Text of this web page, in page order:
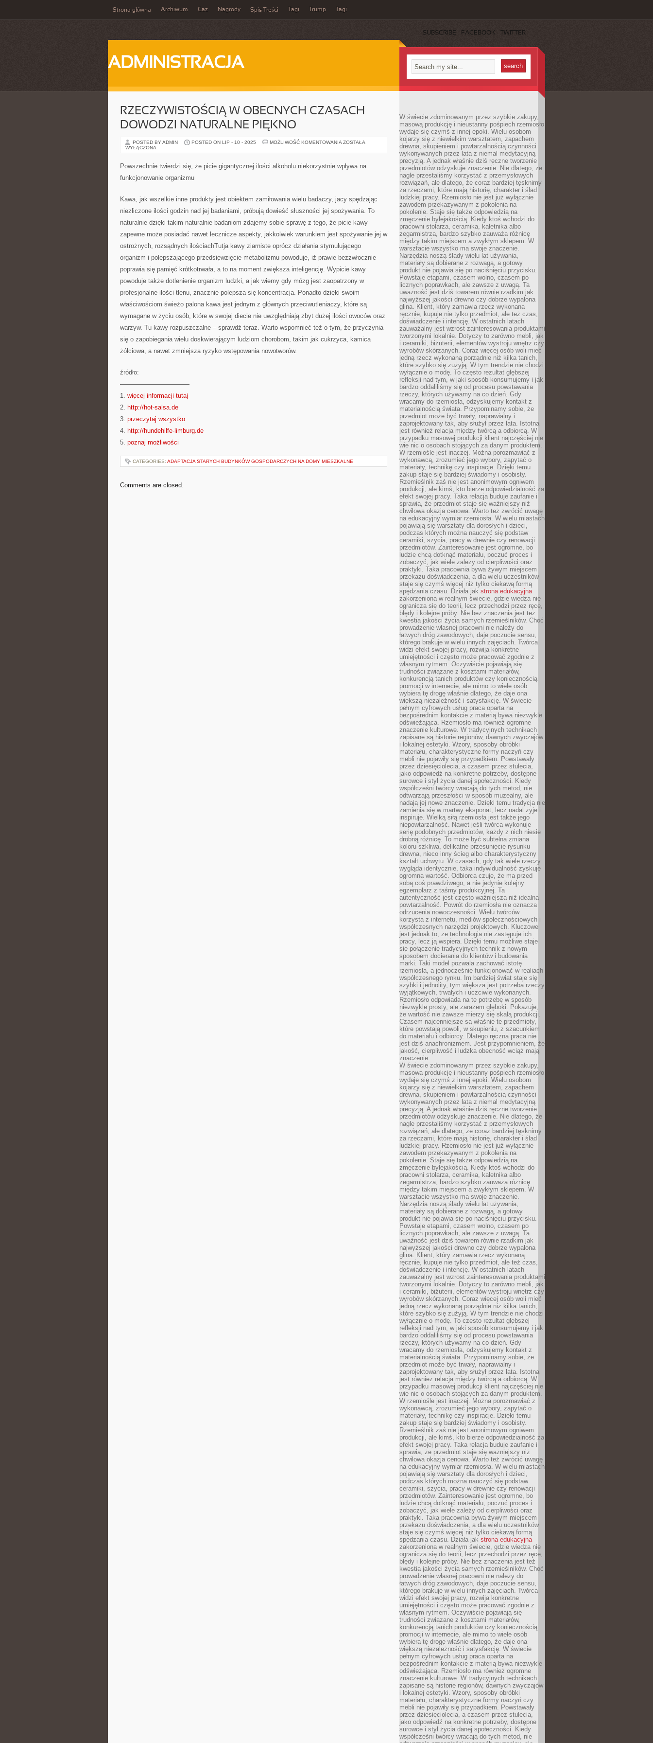
Strona główna Archiwum Gaz Nagrody Spis Treści Tagi Trump Tagi
SUBSCRIBE FACEBOOK TWITTER
ADMINISTRACJA
RZECZYWISTOŚCIĄ W OBECNYCH CZASACH
DOWODZI NATURALNE PIĘKNO
POSTED BY ADMIN POSTED ON LIP - 10 - 2025 MOŻLIWOŚĆ KOMENTOWANIA RZECZYWISTOŚCIĄ
DOWODZI
NATURALNE
ZOSTAŁA
WYŁĄCZONA
Powszechnie twierdzi się, że picie gigantycznej ilości alkoholu niekorzystnie wpływa na
funkcjonowanie organizmu
Kawa, jak wszelkie inne produkty jest obiektem zamiłowania wielu badaczy, jacy spędzając
niezliczone ilości godzin nad jej badaniami, próbują dowieść słuszności jej spożywania. To
naturalnie dzięki takim naturalnie badaniom zdajemy sobie sprawę z tego, że picie kawy
zapewne może posiadać nawet lecznicze aspekty, jakkolwiek warunkiem jest spożywanie jej w
ostrożnych, rozsądnych ilościachTutja kawy ziarniste oprócz działania stymulującego
organizm i polepszającego przedsięwzięcie metabolizmu powoduje, iż prawie bezzwłocznie
poprawia się pamięć krótkotrwała, a to na moment zwiększa inteligencję. Wypicie kawy
powoduje także dotlenienie organizm ludzki, a jak wiemy gdy mózg jest zaopatrzony w
profesjonalne ilości tlenu, znacznie polepsza się koncentracja. Ponadto dzięki swoim
właściwościom świeżo palona kawa jest jednym z głównych przeciwutleniaczy, które są
wymagane w życiu osób, które w swojej diecie nie uwzględniają zbyt dużej ilości owoców oraz
warzyw. Tu kawy rozpuszczalne – sprawdź teraz. Warto wspomnieć też o tym, że przyczynia
się o zapobiegania wielu doskwierającym ludziom chorobom, takim jak cukrzyca, kamica
żółciowa, a nawet zmniejsza ryzyko wstępowania nowotworów.
źródło:
———————————
1. więcej informacji tutaj
2. http://hot-salsa.de
3. przeczytaj wszystko
4. http://hundehilfe-limburg.de
5. poznaj możliwości
CATEGORIES: ADAPTACJA STARYCH BUDYNKÓW GOSPODARCZYCH NA DOMY MIESZKALNE
Comments are closed.
W świecie zdominowanym przez szybkie zakupy,
masową produkcję i nieustanny pośpiech rzemiosło
wydaje się czymś z innej epoki. Wielu osobom
kojarzy się z niewielkim warsztatem, zapachem
drewna, skupieniem i powtarzalnością czynności
wykonywanych przez lata z niemal medytacyjną
precyzją. A jednak właśnie dziś ręczne tworzenie
przedmiotów odzyskuje znaczenie. Nie dlatego, że
nagle przestaliśmy korzystać z przemysłowych
rozwiązań, ale dlatego, że coraz bardziej tęsknimy
za rzeczami, które mają historię, charakter i ślad
ludzkiej pracy. Rzemiosło nie jest już wyłącznie
zawodem przekazywanym z pokolenia na
pokolenie. Staje się także odpowiedzią na
zmęczenie bylejakością. Kiedy ktoś wchodzi do
pracowni stolarza, ceramika, kaletnika albo
zegarmistrza, bardzo szybko zauważa różnicę
między takim miejscem a zwykłym sklepem. W
warsztacie wszystko ma swoje znaczenie.
Narzędzia noszą ślady wielu lat używania,
materiały są dobierane z rozwagą, a gotowy
produkt nie pojawia się po naciśnięciu przycisku.
Powstaje etapami, czasem wolno, czasem po
licznych poprawkach, ale zawsze z uwagą. Ta
uważność jest dziś towarem równie rzadkim jak
najwyższej jakości drewno czy dobrze wypalona
glina. Klient, który zamawia rzecz wykonaną
ręcznie, kupuje nie tylko przedmiot, ale też czas,
doświadczenie i intencję. W ostatnich latach
zauważalny jest wzrost zainteresowania produktami
tworzonymi lokalnie. Dotyczy to zarówno mebli, jak
i ceramiki, biżuterii, elementów wystroju wnętrz czy
wyrobów skórzanych. Coraz więcej osób woli mieć
jedną rzecz wykonaną porządnie niż kilka tanich,
które szybko się zużyją. W tym trendzie nie chodzi
wyłącznie o modę. To często rezultat głębszej
refleksji nad tym, w jaki sposób konsumujemy i jak
bardzo oddaliliśmy się od procesu powstawania
rzeczy, których używamy na co dzień. Gdy
wracamy do rzemiosła, odzyskujemy kontakt z
materialnością świata. Przypominamy sobie, że
przedmiot może być trwały, naprawialny i
zaprojektowany tak, aby służył przez lata. Istotna
jest również relacja między twórcą a odbiorcą. W
przypadku masowej produkcji klient najczęściej nie
wie nic o osobach stojących za danym produktem.
W rzemiośle jest inaczej. Można porozmawiać z
wykonawcą, zrozumieć jego wybory, zapytać o
materiały, technikę czy inspiracje. Dzięki temu
zakup staje się bardziej świadomy i osobisty.
Rzemieślnik zaś nie jest anonimowym ogniwem
produkcji, ale kimś, kto bierze odpowiedzialność za
efekt swojej pracy. Taka relacja buduje zaufanie i
sprawia, że przedmiot staje się ważniejszy niż
chwilowa okazja cenowa. Warto też zwrócić uwagę
na edukacyjny wymiar rzemiosła. W wielu miastach
pojawiają się warsztaty dla dorosłych i dzieci,
podczas których można nauczyć się podstaw
ceramiki, szycia, pracy w drewnie czy renowacji
przedmiotów. Zainteresowanie jest ogromne, bo
ludzie chcą dotknąć materiału, poczuć proces i
zobaczyć, jak wiele zależy od cierpliwości oraz
praktyki. Taka pracownia bywa żywym miejscem
przekazu doświadczenia, a dla wielu uczestników
staje się czymś więcej niż tylko ciekawą formą
spędzania czasu. Działa jak strona edukacyjna
zakorzeniona w realnym świecie, gdzie wiedza nie
ogranicza się do teorii, lecz przechodzi przez ręce,
błędy i kolejne próby. Nie bez znaczenia jest też
kwestia jakości życia samych rzemieślników. Choć
prowadzenie własnej pracowni nie należy do
łatwych dróg zawodowych, daje poczucie sensu,
którego brakuje w wielu innych zajęciach. Twórca
widzi efekt swojej pracy, rozwija konkretne
umiejętności i często może pracować zgodnie z
własnym rytmem. Oczywiście pojawiają się
trudności związane z kosztami materiałów,
konkurencją tanich produktów czy koniecznością
promocji w internecie, ale mimo to wiele osób
wybiera tę drogę właśnie dlatego, że daje ona
większą niezależność i satysfakcję. W świecie
pełnym cyfrowych usług praca oparta na
bezpośrednim kontakcie z materią bywa niezwykle
odświeżająca. Rzemiosło ma również ogromne
znaczenie kulturowe. W tradycyjnych technikach
zapisane są historie regionów, dawnych zwyczajów
i lokalnej estetyki. Wzory, sposoby obróbki
materiału, charakterystyczne formy naczyń czy
mebli nie pojawiły się przypadkiem. Powstawały
przez dziesięciolecia, a czasem przez stulecia,
jako odpowiedź na konkretne potrzeby, dostępne
surowce i styl życia danej społeczności. Kiedy
współcześni twórcy wracają do tych metod, nie
odtwarzają przeszłości w sposób muzealny, ale
nadają jej nowe znaczenie. Dzięki temu tradycja nie
zamienia się w martwy eksponat, lecz nadal żyje i
inspiruje. Wielką siłą rzemiosła jest także jego
niepowtarzalność. Nawet jeśli twórca wykonuje
serię podobnych przedmiotów, każdy z nich niesie
drobną różnicę. To może być subtelna zmiana
koloru szkliwa, delikatne przesunięcie rysunku
drewna, nieco inny ścieg albo charakterystyczny
kształt uchwytu. W czasach, gdy tak wiele rzeczy
wygląda identycznie, taka indywidualność zyskuje
ogromną wartość. Odbiorca czuje, że ma przed
sobą coś prawdziwego, a nie jedynie kolejny
egzemplarz z taśmy produkcyjnej. Ta
autentyczność jest często ważniejsza niż idealna
powtarzalność. Powrót do rzemiosła nie oznacza
odrzucenia nowoczesności. Wielu twórców
korzysta z internetu, mediów społecznościowych i
współczesnych narzędzi projektowych. Kluczowe
jest jednak to, że technologia nie zastępuje ich
pracy, lecz ją wspiera. Dzięki temu możliwe staje
się połączenie tradycyjnych technik z nowym
sposobem docierania do klientów i budowania
marki. Taki model pozwala zachować istotę
rzemiosła, a jednocześnie funkcjonować w realiach
współczesnego rynku. Im bardziej świat staje się
szybki i jednolity, tym większa jest potrzeba rzeczy
wyjątkowych, trwałych i uczciwie wykonanych.
Rzemiosło odpowiada na tę potrzebę w sposób
niezwykle prosty, ale zarazem głęboki. Pokazuje,
że wartość nie zawsze mierzy się skalą produkcji.
Czasem najcenniejsze są właśnie te przedmioty,
które powstają powoli, w skupieniu, z szacunkiem
do materiału i odbiorcy. Dlatego ręczna praca nie
jest dziś anachronizmem. Jest przypomnieniem, że
jakość, cierpliwość i ludzka obecność wciąż mają
znaczenie.
W świecie zdominowanym przez szybkie zakupy,
masową produkcję i nieustanny pośpiech rzemiosło
wydaje się czymś z innej epoki. Wielu osobom
kojarzy się z niewielkim warsztatem, zapachem
drewna, skupieniem i powtarzalnością czynności
wykonywanych przez lata z niemal medytacyjną
precyzją. A jednak właśnie dziś ręczne tworzenie
przedmiotów odzyskuje znaczenie. Nie dlatego, że
nagle przestaliśmy korzystać z przemysłowych
rozwiązań, ale dlatego, że coraz bardziej tęsknimy
za rzeczami, które mają historię, charakter i ślad
ludzkiej pracy. Rzemiosło nie jest już wyłącznie
zawodem przekazywanym z pokolenia na
pokolenie. Staje się także odpowiedzią na
zmęczenie bylejakością. Kiedy ktoś wchodzi do
pracowni stolarza, ceramika, kaletnika albo
zegarmistrza, bardzo szybko zauważa różnicę
między takim miejscem a zwykłym sklepem. W
warsztacie wszystko ma swoje znaczenie.
Narzędzia noszą ślady wielu lat używania,
materiały są dobierane z rozwagą, a gotowy
produkt nie pojawia się po naciśnięciu przycisku.
Powstaje etapami, czasem wolno, czasem po
licznych poprawkach, ale zawsze z uwagą. Ta
uważność jest dziś towarem równie rzadkim jak
najwyższej jakości drewno czy dobrze wypalona
glina. Klient, który zamawia rzecz wykonaną
ręcznie, kupuje nie tylko przedmiot, ale też czas,
doświadczenie i intencję. W ostatnich latach
zauważalny jest wzrost zainteresowania produktami
tworzonymi lokalnie. Dotyczy to zarówno mebli, jak
i ceramiki, biżuterii, elementów wystroju wnętrz czy
wyrobów skórzanych. Coraz więcej osób woli mieć
jedną rzecz wykonaną porządnie niż kilka tanich,
które szybko się zużyją. W tym trendzie nie chodzi
wyłącznie o modę. To często rezultat głębszej
refleksji nad tym, w jaki sposób konsumujemy i jak
bardzo oddaliliśmy się od procesu powstawania
rzeczy, których używamy na co dzień. Gdy
wracamy do rzemiosła, odzyskujemy kontakt z
materialnością świata. Przypominamy sobie, że
przedmiot może być trwały, naprawialny i
zaprojektowany tak, aby służył przez lata. Istotna
jest również relacja między twórcą a odbiorcą. W
przypadku masowej produkcji klient najczęściej nie
wie nic o osobach stojących za danym produktem.
W rzemiośle jest inaczej. Można porozmawiać z
wykonawcą, zrozumieć jego wybory, zapytać o
materiały, technikę czy inspiracje. Dzięki temu
zakup staje się bardziej świadomy i osobisty.
Rzemieślnik zaś nie jest anonimowym ogniwem
produkcji, ale kimś, kto bierze odpowiedzialność za
efekt swojej pracy. Taka relacja buduje zaufanie i
sprawia, że przedmiot staje się ważniejszy niż
chwilowa okazja cenowa. Warto też zwrócić uwagę
na edukacyjny wymiar rzemiosła. W wielu miastach
pojawiają się warsztaty dla dorosłych i dzieci,
podczas których można nauczyć się podstaw
ceramiki, szycia, pracy w drewnie czy renowacji
przedmiotów. Zainteresowanie jest ogromne, bo
ludzie chcą dotknąć materiału, poczuć proces i
zobaczyć, jak wiele zależy od cierpliwości oraz
praktyki. Taka pracownia bywa żywym miejscem
przekazu doświadczenia, a dla wielu uczestników
staje się czymś więcej niż tylko ciekawą formą
spędzania czasu. Działa jak strona edukacyjna
zakorzeniona w realnym świecie, gdzie wiedza nie
ogranicza się do teorii, lecz przechodzi przez ręce,
błędy i kolejne próby. Nie bez znaczenia jest też
kwestia jakości życia samych rzemieślników. Choć
prowadzenie własnej pracowni nie należy do
łatwych dróg zawodowych, daje poczucie sensu,
którego brakuje w wielu innych zajęciach. Twórca
widzi efekt swojej pracy, rozwija konkretne
umiejętności i często może pracować zgodnie z
własnym rytmem. Oczywiście pojawiają się
trudności związane z kosztami materiałów,
konkurencją tanich produktów czy koniecznością
promocji w internecie, ale mimo to wiele osób
wybiera tę drogę właśnie dlatego, że daje ona
większą niezależność i satysfakcję. W świecie
pełnym cyfrowych usług praca oparta na
bezpośrednim kontakcie z materią bywa niezwykle
odświeżająca. Rzemiosło ma również ogromne
znaczenie kulturowe. W tradycyjnych technikach
zapisane są historie regionów, dawnych zwyczajów
i lokalnej estetyki. Wzory, sposoby obróbki
materiału, charakterystyczne formy naczyń czy
mebli nie pojawiły się przypadkiem. Powstawały
przez dziesięciolecia, a czasem przez stulecia,
jako odpowiedź na konkretne potrzeby, dostępne
surowce i styl życia danej społeczności. Kiedy
współcześni twórcy wracają do tych metod, nie